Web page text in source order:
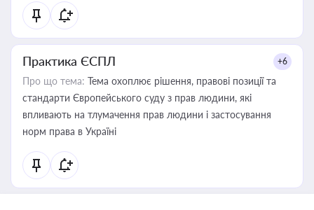
Практика ЄСПЛ +6
Про що тема: Тема охоплює рішення, правові позиції та
стандарти Європейського суду з прав людини, які
впливають на тлумачення прав людини і застосування
норм права в Україні